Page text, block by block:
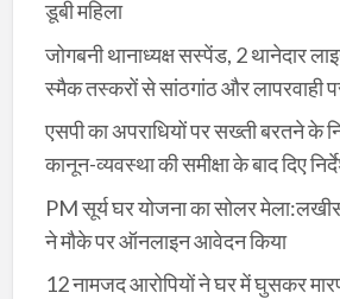
डूबी महिला
जोगबनी थानाध्यक्ष सस्पेंड, 2 थानेदार
स्मैक तस्करों से सांठगांठ और लापरवाही
एसपी का अपराधियों पर सख्ती बरतने के
कानून-व्यवस्था की समीक्षा के बाद दिए
PM सूर्य घर योजना का सोलर
ने मौके पर ऑनलाइन आवेदन किया
12 नामजद आरोपियों ने घर में घुसकर